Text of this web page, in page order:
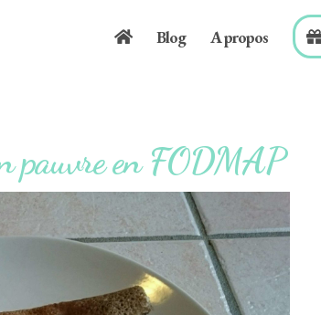
Blog A propos
pauvre en FODMAP